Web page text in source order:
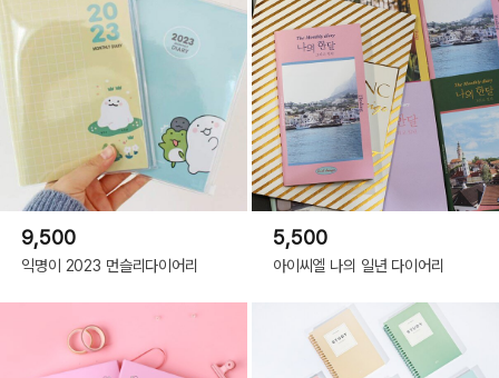
9,500
익명이 2023 먼슬리다이어리
5,500
아이씨엘 나의 일년 다이어리